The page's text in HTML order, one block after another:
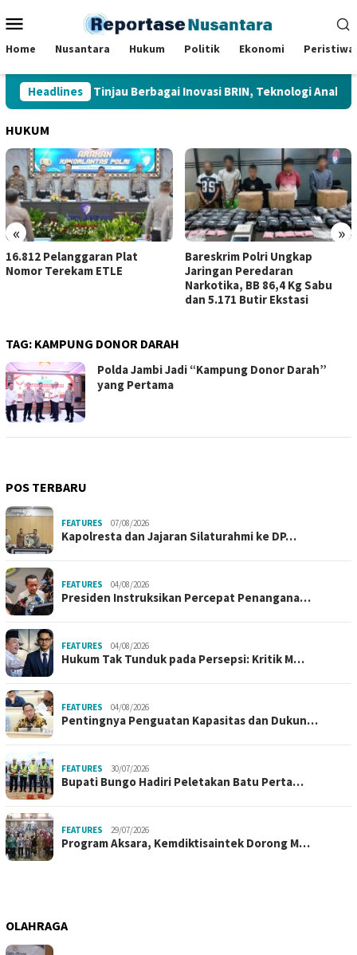
ke
Mobile
Home Nusantara Hukum Politik Ekonomi Peristiwa
Headlines
Presiden Tinjau Berbagai Inovasi BRIN, Teknologi Anak
HUKUM
« »
16.812 Pelanggaran Plat
Nomor Terekam ETLE
Bareskrim Polri Ungkap
Jaringan Peredaran
Narkotika, BB 86,4 Kg Sabu
dan 5.171 Butir Ekstasi
TAG: KAMPUNG DONOR DARAH
Polda Jambi Jadi “Kampung Donor Darah”
yang Pertama
POS TERBARU
FEATURES 07/08/2026
Kapolresta dan Jajaran Silaturahmi ke DP…
FEATURES 04/08/2026
Presiden Instruksikan Percepat Penangana…
FEATURES 04/08/2026
Hukum Tak Tunduk pada Persepsi: Kritik M…
FEATURES 04/08/2026
Pentingnya Penguatan Kapasitas dan Dukun…
FEATURES 30/07/2026
Bupati Bungo Hadiri Peletakan Batu Perta…
FEATURES 29/07/2026
Program Aksara, Kemdiktisaintek Dorong M…
OLAHRAGA